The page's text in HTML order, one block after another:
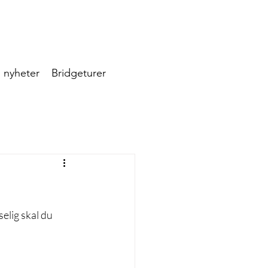
nyheter Bridgeturer
skal du